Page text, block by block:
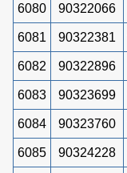
6080 90322066
6081 90322381
6082 90322896
6083 90323699
6084 90323760
6085 90324228